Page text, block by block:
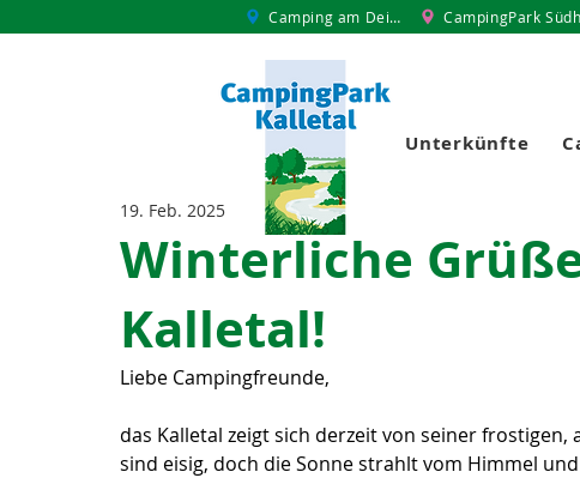
Unterkünfte
Camping am Deich CampingPark
Winterliche
Kalletal!
19. Feb. 2025
Liebe Campingfreunde,
das Kalletal zeigt sich derzeit von seiner
sind eisig, doch die Sonne strahlt vom Himmel